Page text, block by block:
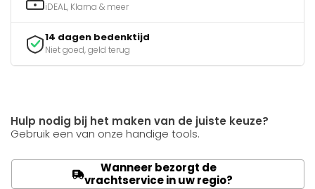
iDEAL, Klarna & meer
14 dagen bedenktijd
Niet goed, geld terug
Hulp nodig bij het maken van de juiste keuze?
Gebruik een van onze handige tools.
Wanneer bezorgt de
vrachtservice in uw regio?